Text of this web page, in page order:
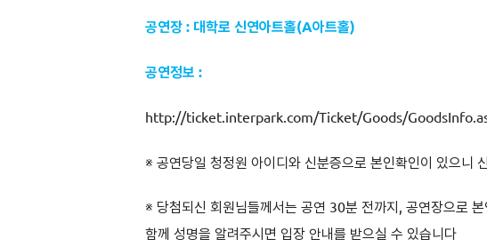
공연장 : 대학로 신연아트홀(A아트홀)
공연정보 :
http://ticket.interpark.com/Ticket/Goods/
※ 공연당일 청정원 아이디와 신분증으로 본인확인이 있으니
※ 당첨되신 회원님들께서는 공연 30분 전까지, 공연장으로
함께 성명을 알려주시면 입장 안내를 받으실 수 있습니다